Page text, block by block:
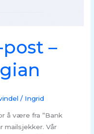
–
/ Ingrid
å være fra ”Bank
mailsjekker. Vår